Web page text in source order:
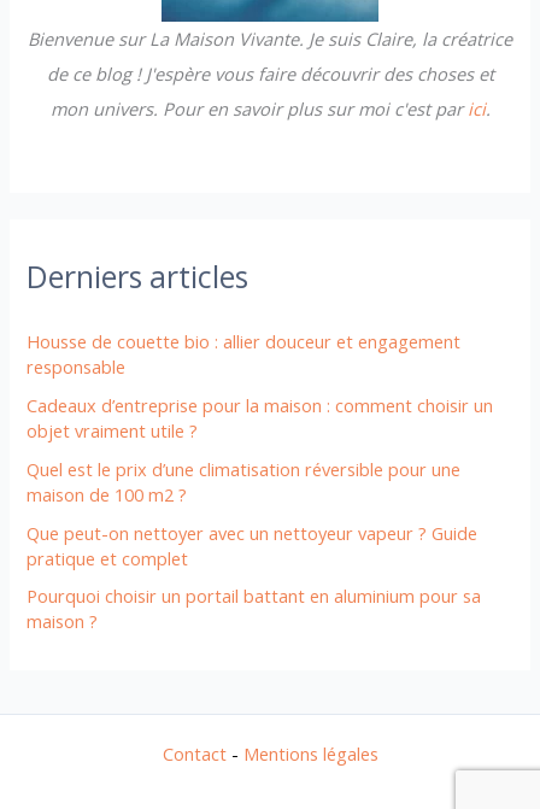
:Bienvenue sur La Maison Vivante. Je suis Claire, la créatrice
de ce blog ! J'espère vous faire découvrir des choses et
mon univers. Pour en savoir plus sur moi c'est parici.
Derniers articles
Housse de couette bio : allier douceur et engagement
responsable
Cadeaux d’entreprise pour la maison : comment choisir un
objet vraiment utile ?
Quel est le prix d’une climatisation réversible pour une
maison de 100 m2 ?
Que peut-on nettoyer avec un nettoyeur vapeur ? Guide
pratique et complet
Pourquoi choisir un portail battant en aluminium pour sa
maison ?
Contact- Mentions légales